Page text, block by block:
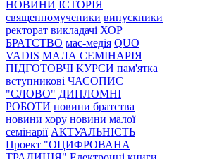
НОВИНИ ІСТОРІЯ
священномученики випускники
ректорат викладачі ХОР
БРАТСТВО мас-медія QUO
VADIS МАЛА СЕМІНАРІЯ
ПІДГОТОВЧІ КУРСИ пам'ятка
вступникові ЧАСОПИС
"СЛОВО" ДИПЛОМНІ
РОБОТИ новини братства
новини хору новини малої
семінарії АКТУАЛЬНІСТЬ
Проект "ОЦИФРОВАНА